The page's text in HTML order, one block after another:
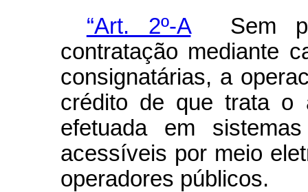
“Art. 2º-ASem
contratação mediante
consignatárias, a
crédito de que trata
efetuada em
acessíveis por meio
operadores públicos.